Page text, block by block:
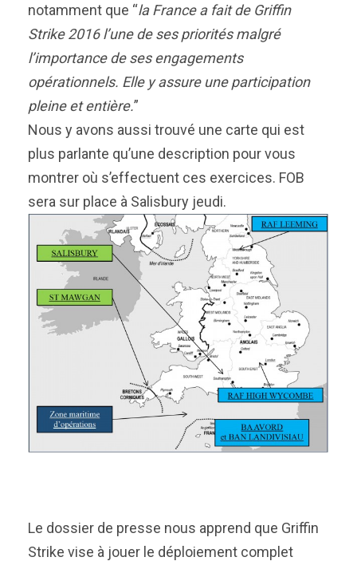
notamment que “la France a fait de Griffin
Strike 2016 l’une de ses priorités malgré
l’importance de ses engagements
opérationnels. Elle y assure une participation
pleine et entière.”
Nous y avons aussi trouvé une carte qui est
plus parlante qu’une description pour vous
montrer où s’effectuent ces exercices. FOB
sera sur place à Salisbury jeudi.
Le dossier de presse nous apprend que Griffin
Strike vise à jouer le déploiement complet